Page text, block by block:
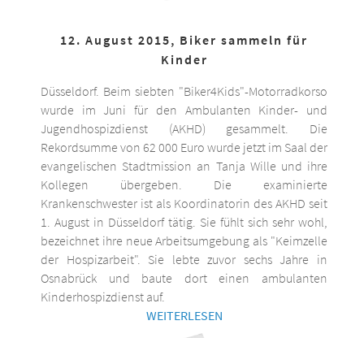
12. August 2015, Biker sammeln für
Kinder
Düsseldorf. Beim siebten "Biker4Kids"-Motorradkorso
wurde im Juni für den Ambulanten Kinder- und
Jugendhospizdienst (AKHD) gesammelt. Die
Rekordsumme von 62 000 Euro wurde jetzt im Saal der
evangelischen Stadtmission an Tanja Wille und ihre
Kollegen übergeben. Die examinierte
Krankenschwester ist als Koordinatorin des AKHD seit
1. August in Düsseldorf tätig. Sie fühlt sich sehr wohl,
bezeichnet ihre neue Arbeitsumgebung als "Keimzelle
der Hospizarbeit". Sie lebte zuvor sechs Jahre in
Osnabrück und baute dort einen ambulanten
Kinderhospizdienst auf.
WEITERLESEN